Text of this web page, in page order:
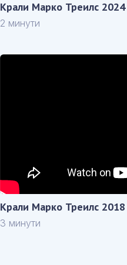
Крали Марко Треилс
2 минути
Крали Марко Треилс
3 минути